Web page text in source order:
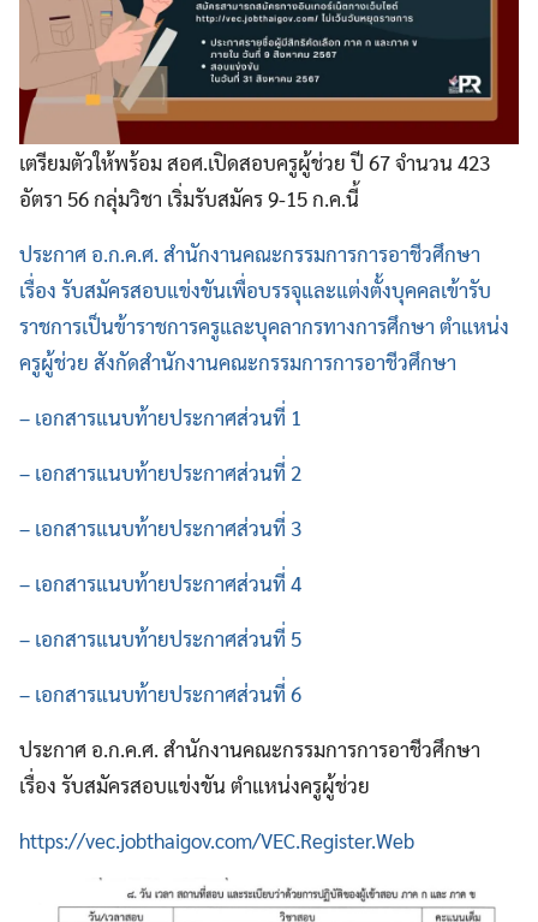
เตรียมตัวให้พร้อม สอศ.เปิดสอบครูผู้ช่วย ปี 67 จำนวน 423
อัตรา 56 กลุ่มวิชา เริ่มรับสมัคร 9-15 ก.ค.นี้
ประกาศ อ.ก.ค.ศ. สำนักงานคณะกรรมการการอาชีวศึกษา
เรื่อง รับสมัครสอบแข่งขันเพื่อบรรจุและแต่งตั้งบุคคลเข้ารับ
ราชการเป็นข้าราชการครูและบุคลากรทางการศึกษา ตำแหน่ง
ครูผู้ช่วย สังกัดสำนักงานคณะกรรมการการอาชีวศึกษา
– เอกสารแนบท้ายประกาศส่วนที่ 1
– เอกสารแนบท้ายประกาศส่วนที่ 2
– เอกสารแนบท้ายประกาศส่วนที่ 3
– เอกสารแนบท้ายประกาศส่วนที่ 4
– เอกสารแนบท้ายประกาศส่วนที่ 5
– เอกสารแนบท้ายประกาศส่วนที่ 6
ประกาศ อ.ก.ค.ศ. สำนักงานคณะกรรมการการอาชีวศึกษา
เรื่อง รับสมัครสอบแข่งขัน ตำแหน่งครูผู้ช่วย
https://vec.jobthaigov.com/VEC.Register.Web